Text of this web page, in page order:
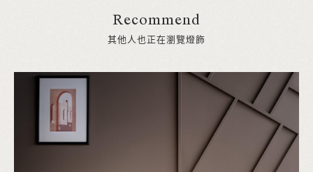
Recommend
其他人也正在瀏覽燈飾